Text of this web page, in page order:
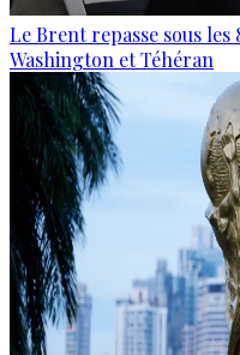
Le Brent repasse sous
Washington et Téhéran